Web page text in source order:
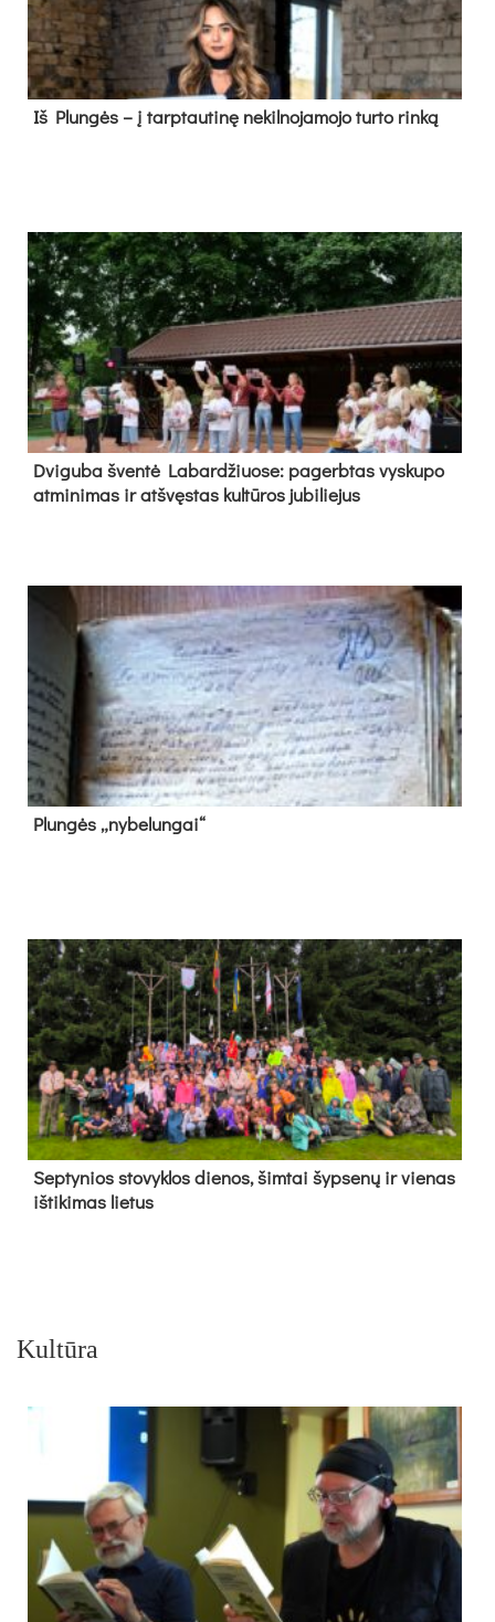
Iš Plungės – į tarptautinę nekilnojamojo turto rinką
Dvi­gu­ba šven­tė La­bar­džiuo­se: pa­gerb­tas vys­ku­po
at­mi­ni­mas ir at­švęs­tas kul­tū­ros ju­bi­lie­jus
Plun­gės „ny­be­lun­gai“
Sep­ty­nios sto­vyk­los die­nos, šim­tai šyp­se­nų ir vie­nas
iš­ti­ki­mas lie­tus
Kultūra